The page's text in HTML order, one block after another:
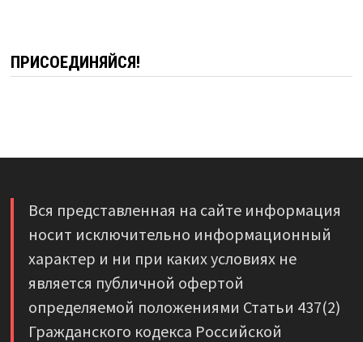
ПРИСОЕДИНЯЙСЯ!
Вся представленная на сайте информация
носит исключительно информационный
характер и ни при каких условиях не
является публичной офертой
определяемой положениями Статьи 437(2)
Гражданского кодекса Российской